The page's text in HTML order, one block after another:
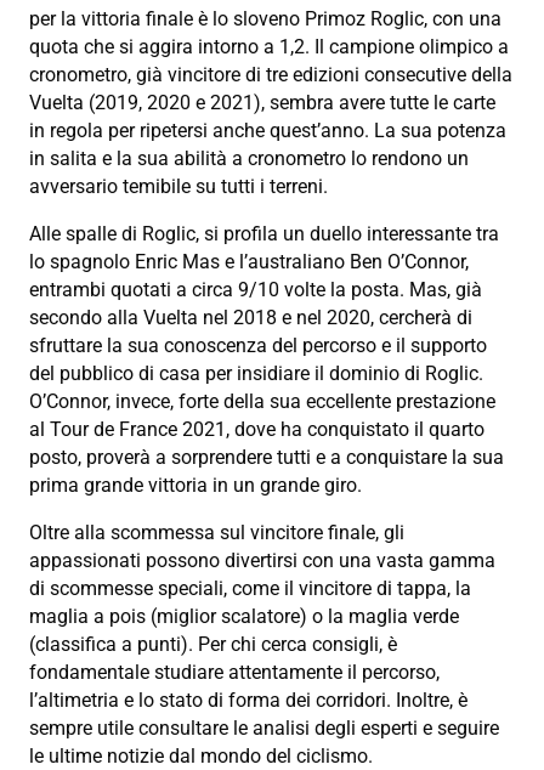
per la vittoria finale è lo sloveno Primoz Roglic, con una
quota che si aggira intorno a 1,2. Il campione olimpico a
cronometro, già vincitore di tre edizioni consecutive della
Vuelta (2019, 2020 e 2021), sembra avere tutte le carte
in regola per ripetersi anche quest’anno. La sua potenza
in salita e la sua abilità a cronometro lo rendono un
avversario temibile su tutti i terreni.
Alle spalle di Roglic, si profila un duello interessante tra
lo spagnolo Enric Mas e l’australiano Ben O’Connor,
entrambi quotati a circa 9/10 volte la posta. Mas, già
secondo alla Vuelta nel 2018 e nel 2020, cercherà di
sfruttare la sua conoscenza del percorso e il supporto
del pubblico di casa per insidiare il dominio di Roglic.
O’Connor, invece, forte della sua eccellente prestazione
al Tour de France 2021, dove ha conquistato il quarto
posto, proverà a sorprendere tutti e a conquistare la sua
prima grande vittoria in un grande giro.
Oltre alla scommessa sul vincitore finale, gli
appassionati possono divertirsi con una vasta gamma
di scommesse speciali, come il vincitore di tappa, la
maglia a pois (miglior scalatore) o la maglia verde
(classifica a punti). Per chi cerca consigli, è
fondamentale studiare attentamente il percorso,
l’altimetria e lo stato di forma dei corridori. Inoltre, è
sempre utile consultare le analisi degli esperti e seguire
le ultime notizie dal mondo del ciclismo.